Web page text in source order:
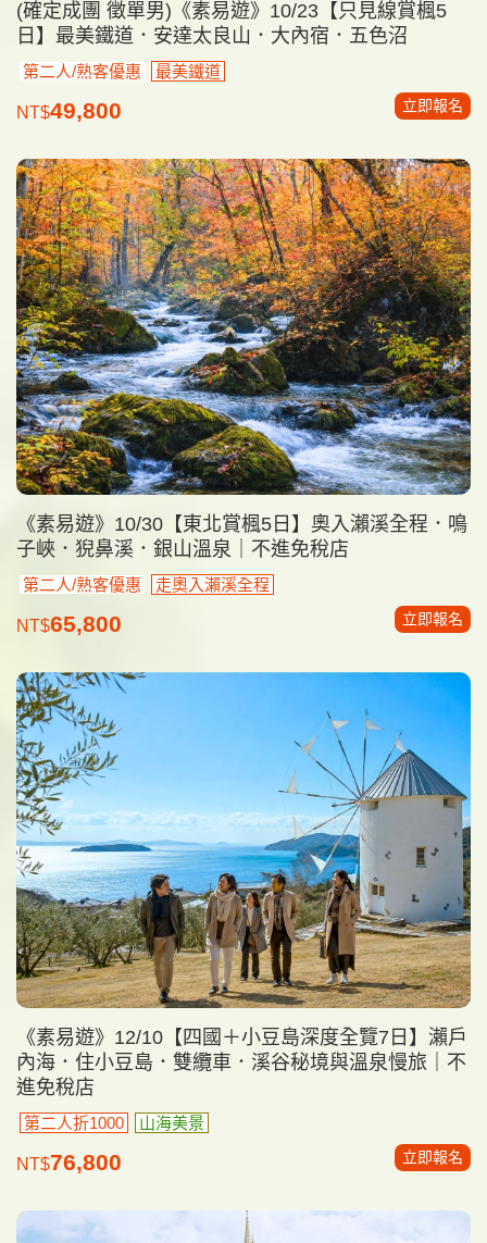
(確定成團 徵單男)《素易遊》10/23【只見線賞楓5
日】最美鐵道．安達太良山．大內宿．五色沼
第二人/熟客優惠 最美鐵道
NT$49,800 立即報名
《素易遊》10/30【東北賞楓5日】奧入瀨溪全程．鳴
子峽．猊鼻溪．銀山溫泉｜不進免稅店
第二人/熟客優惠 走奧入瀨溪全程
NT$65,800 立即報名
《素易遊》12/10【四國＋小豆島深度全覽7日】瀨戶
內海．住小豆島．雙纜車．溪谷秘境與溫泉慢旅｜不
進免稅店
第二人折1000 山海美景
NT$76,800 立即報名